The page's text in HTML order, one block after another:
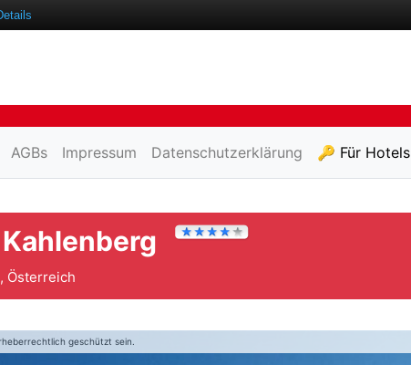
AGBs Impressum Datenschutzerklärung 🔑 Für Hotels
Österreich
geschützt sein.